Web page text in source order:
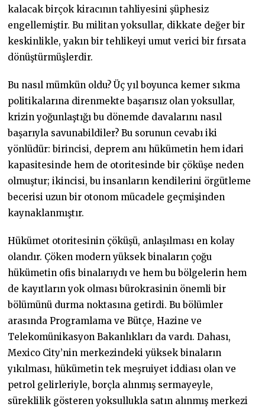
kalacak birçok kiracının tahliyesini şüphesiz
engellemiştir. Bu militan yoksullar, dikkate değer bir
keskinlikle, yakın bir tehlikeyi umut verici bir fırsata
dönüştürmüşlerdir.
Bu nasıl mümkün oldu? Üç yıl boyunca kemer sıkma
politikalarına direnmekte başarısız olan yoksullar,
krizin yoğunlaştığı bu dönemde davalarını nasıl
başarıyla savunabildiler? Bu sorunun cevabı iki
yönlüdür: birincisi, deprem anı hükümetin hem idari
kapasitesinde hem de otoritesinde bir çöküşe neden
olmuştur; ikincisi, bu insanların kendilerini örgütleme
becerisi uzun bir otonom mücadele geçmişinden
kaynaklanmıştır.
Hükümet otoritesinin çöküşü, anlaşılması en kolay
olandır. Çöken modern yüksek binaların çoğu
hükümetin ofis binalarıydı ve hem bu bölgelerin hem
de kayıtların yok olması bürokrasinin önemli bir
bölümünü durma noktasına getirdi. Bu bölümler
arasında Programlama ve Bütçe, Hazine ve
Telekomünikasyon Bakanlıkları da vardı. Dahası,
Mexico City’nin merkezindeki yüksek binaların
yıkılması, hükümetin tek meşruiyet iddiası olan ve
petrol gelirleriyle, borçla alınmış sermayeyle,
süreklilik gösteren yoksullukla satın alınmış merkezi